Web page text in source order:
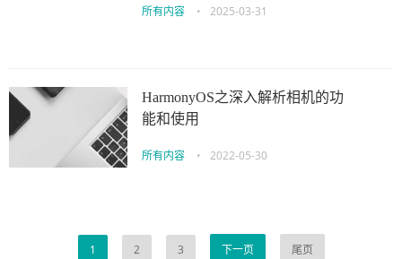
所有内容 • 2025-03-31
HarmonyOS之深入解析相机的功
能和使用
所有内容 • 2022-05-30
1 2 3 下一页 尾页